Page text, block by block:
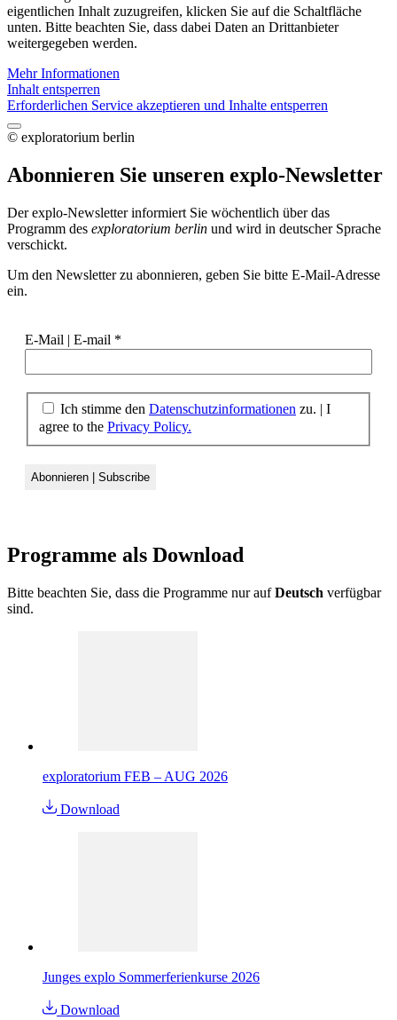
eigentlichen Inhalt zuzugreifen, klicken Sie auf die Schaltfläche
unten. Bitte beachten Sie, dass dabei Daten an Drittanbieter
weitergegeben werden.
Mehr Informationen
Inhalt entsperren
Erforderlichen Service akzeptieren und Inhalte entsperren
© exploratorium berlin
Abonnieren Sie unseren explo-Newsletter
Der explo-Newsletter informiert Sie wöchentlich über das
Programm des exploratorium berlin und wird in deutscher Sprache
verschickt.
Um den Newsletter zu abonnieren, geben Sie bitte E-Mail-Adresse
ein.
E-Mail | E-mail *
Ich stimme den Datenschutzinformationen zu. | I
agree to the Privacy Policy.
Programme als Download
Bitte beachten Sie, dass die Programme nur aufDeutsch verfügbar
sind.
exploratorium FEB – AUG 2026
Download
Junges explo Sommerferienkurse 2026
Download